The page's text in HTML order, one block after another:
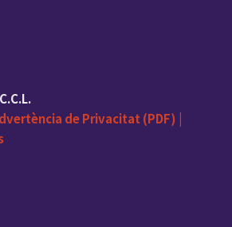
de Privacitat (PDF) |